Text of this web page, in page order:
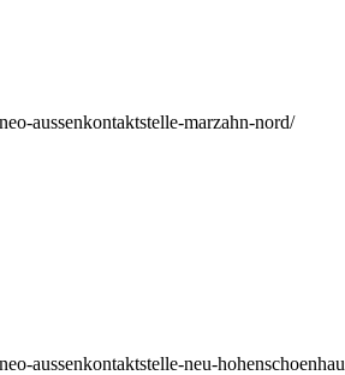
aussenkontaktstelle-marzahn-nord/
aussenkontaktstelle-neu-